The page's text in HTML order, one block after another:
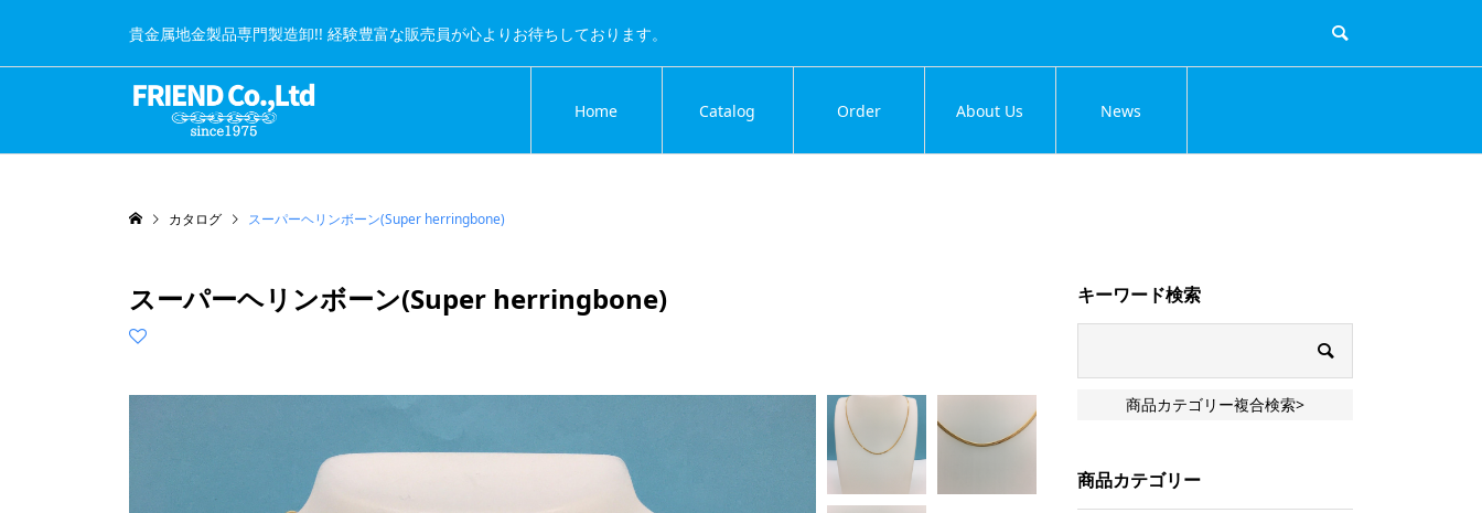
貴金属地金製品専門製造卸!! 経験豊富な販売員が心よりお待ちしております。
Home Catalog Order About Us News
カタログ スーパーヘリンボーン(Super herringbone)
スーパーヘリンボーン(Super herringbone) キーワード検索
商品カテゴリー複合検索>
商品カテゴリー